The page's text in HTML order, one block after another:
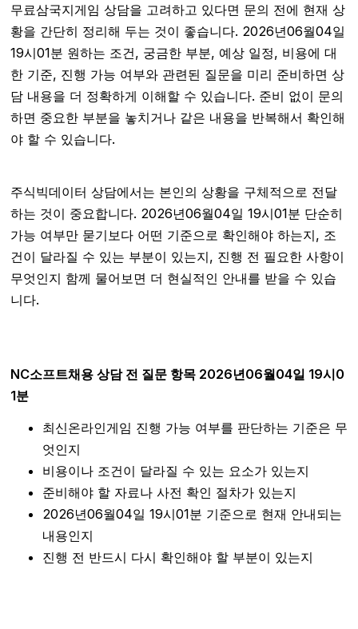
무료삼국지게임 상담을 고려하고 있다면 문의 전에 현재 상
황을 간단히 정리해 두는 것이 좋습니다. 2026년06월04일
19시01분 원하는 조건, 궁금한 부분, 예상 일정, 비용에 대
한 기준, 진행 가능 여부와 관련된 질문을 미리 준비하면 상
담 내용을 더 정확하게 이해할 수 있습니다. 준비 없이 문의
하면 중요한 부분을 놓치거나 같은 내용을 반복해서 확인해
야 할 수 있습니다.
주식빅데이터 상담에서는 본인의 상황을 구체적으로 전달
하는 것이 중요합니다. 2026년06월04일 19시01분 단순히
가능 여부만 묻기보다 어떤 기준으로 확인해야 하는지, 조
건이 달라질 수 있는 부분이 있는지, 진행 전 필요한 사항이
무엇인지 함께 물어보면 더 현실적인 안내를 받을 수 있습
니다.
NC소프트채용 상담 전 질문 항목 2026년06월04일 19시0
1분
최신온라인게임 진행 가능 여부를 판단하는 기준은 무
엇인지
비용이나 조건이 달라질 수 있는 요소가 있는지
준비해야 할 자료나 사전 확인 절차가 있는지
2026년06월04일 19시01분 기준으로 현재 안내되는
내용인지
진행 전 반드시 다시 확인해야 할 부분이 있는지